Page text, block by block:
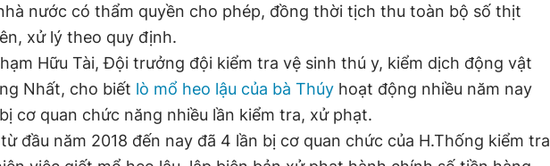
nước có thẩm quyền cho phép, đồng thời tịch thu toàn bộ số thịt
xử lý theo quy định.
Hữu Tài, Đội trưởng đội kiểm tra vệ sinh thú y, kiểm dịch động vật
Nhất, cho biết lò mổ heo lậu của bà Thúy hoạt động nhiều năm nay
cơ quan chức năng nhiều lần kiểm tra, xử phạt.
đầu năm 2018 đến nay đã 4 lần bị cơ quan chức của H.Thống kiểm tra